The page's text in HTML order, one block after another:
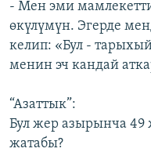
- Мен эми
өкүлүмүн. Эгерде
келип: «Бул -
менин эч кандай
“Азаттык”:
Бул жер азырынча 49
жатабы?